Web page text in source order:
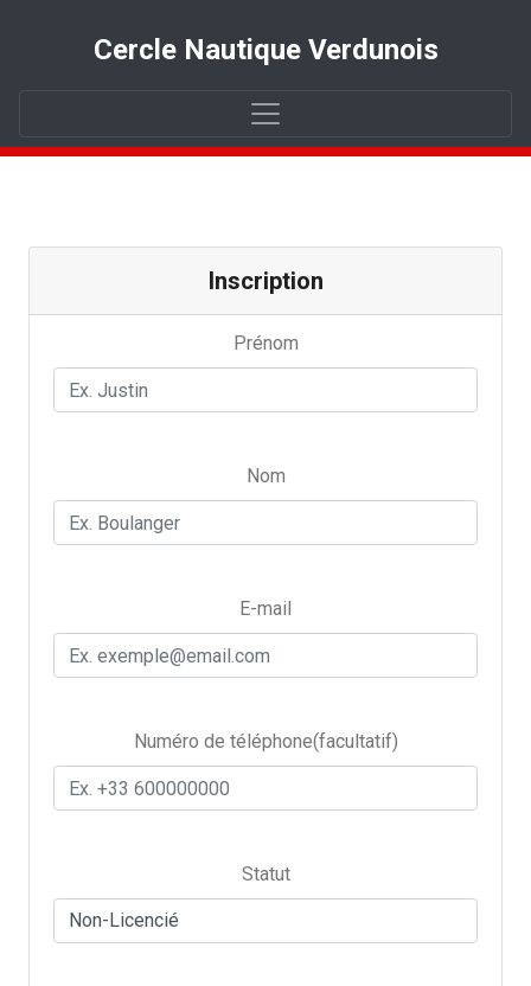
Cercle Nautique Verdunois
Inscription
Prénom
Nom
E-mail
Numéro de téléphone(facultatif)
Statut